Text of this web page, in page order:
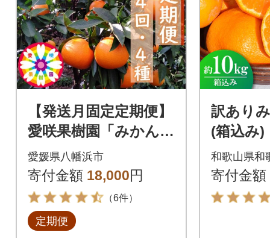
【発送月固定定期便】
愛咲果樹園「みかん定
期便」(10月～1月)全4
回【D71-19】
愛媛県八幡浜市
寄付金額 18,000円
（6件）
定期便
訳あり
(箱込み
和歌山県和
寄付金額